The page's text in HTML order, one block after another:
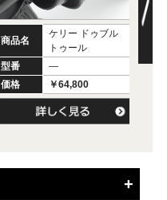
商品名
ケリー ドゥブル
トゥール
型番
―
価格
￥64,800